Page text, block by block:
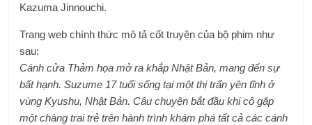
Kazuma Jinnouchi.
Trang web chính thức mô tả cốt truyện của bộ phim như
sau:
Cánh cửa Thảm họa mở ra khắp Nhật Bản, mang đến sự
bất hạnh. Suzume 17 tuổi sống tại một thị trấn yên tĩnh ở
vùng Kyushu, Nhật Bản. Câu chuyện bắt đầu khi cô gặp
một chàng trai trẻ trên hành trình khám phá tất cả các cánh